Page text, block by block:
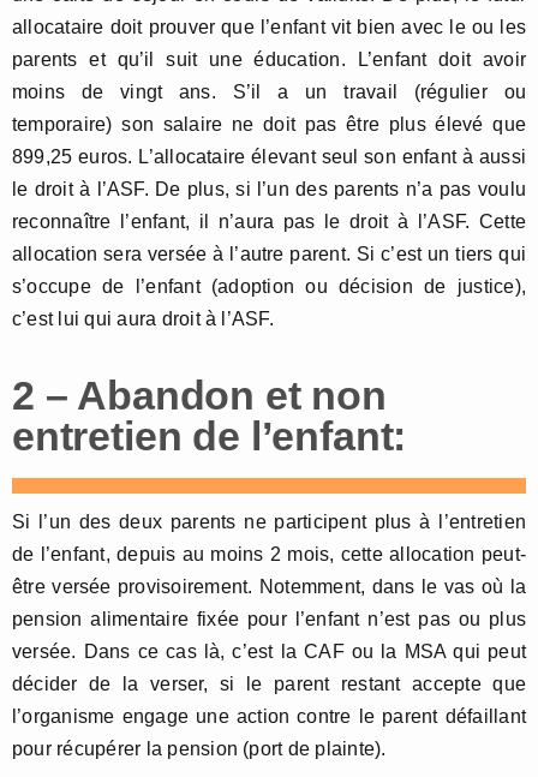
allocataire doit prouver que l’enfant vit bien avec le ou les
parents et qu’il suit une éducation. L’enfant doit avoir
moins de vingt ans. S’il a un travail (régulier ou
temporaire) son salaire ne doit pas être plus élevé que
899,25 euros. L’allocataire élevant seul son enfant à aussi
le droit à l’ASF. De plus, si l’un des parents n’a pas voulu
reconnaître l’enfant, il n’aura pas le droit à l’ASF. Cette
allocation sera versée à l’autre parent. Si c’est un tiers qui
s’occupe de l’enfant (adoption ou décision de justice),
c’est lui qui aura droit à l’ASF.
2 – Abandon et non
entretien de l’enfant:
Si l’un des deux parents ne participent plus à l’entretien
de l’enfant, depuis au moins 2 mois, cette allocation peut-
être versée provisoirement. Notemment, dans le vas où la
pension alimentaire fixée pour l’enfant n’est pas ou plus
versée. Dans ce cas là, c’est la CAF ou la MSA qui peut
décider de la verser, si le parent restant accepte que
l’organisme engage une action contre le parent défaillant
pour récupérer la pension (port de plainte).